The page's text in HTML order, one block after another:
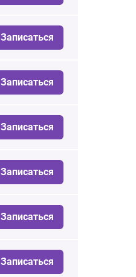
Записаться
Записаться
Записаться
Записаться
Записаться
Записаться